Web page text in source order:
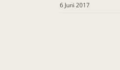
6 Juni 2017